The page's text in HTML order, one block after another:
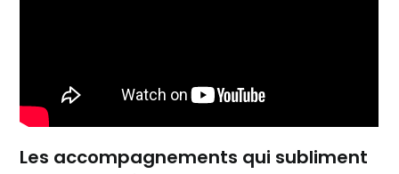
Les accompagnements qui subliment